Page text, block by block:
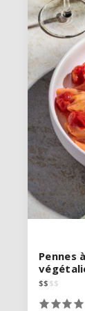
Pennes
$$ $$
Pennes
$$ $$